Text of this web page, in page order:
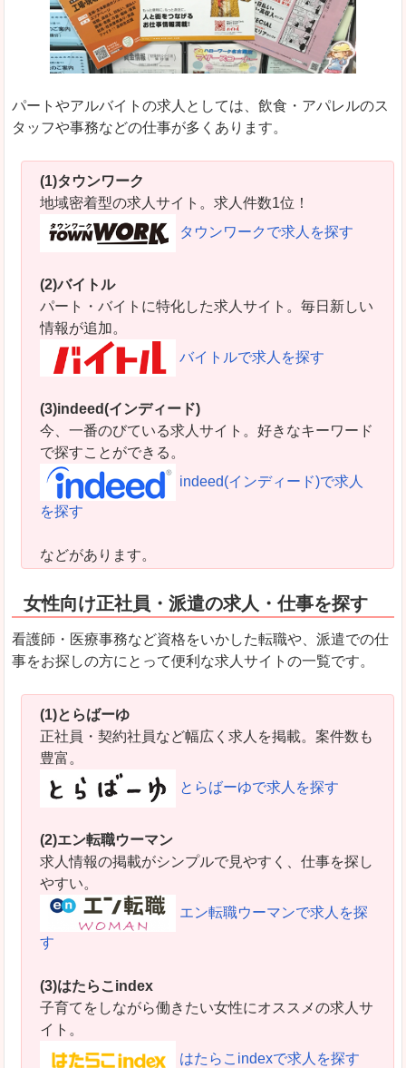
パートやアルバイトの求人としては、飲食・アパレルのス
タッフや事務などの仕事が多くあります。
(1)タウンワーク
地域密着型の求人サイト。求人件数1位！
タウンワークで求人を探す
(2)バイトル
パート・バイトに特化した求人サイト。毎日新しい
情報が追加。
バイトルで求人を探す
(3)indeed(インディード)
今、一番のびている求人サイト。好きなキーワード
で探すことができる。
indeed(インディード)で求人
を探す
などがあります。
女性向け正社員・派遣の求人・仕事を探す
看護師・医療事務など資格をいかした転職や、派遣での仕
事をお探しの方にとって便利な求人サイトの一覧です。
(1)とらばーゆ
正社員・契約社員など幅広く求人を掲載。案件数も
豊富。
とらばーゆで求人を探す
(2)エン転職ウーマン
求人情報の掲載がシンプルで見やすく、仕事を探し
やすい。
エン転職ウーマンで求人を探
す
(3)はたらこindex
子育てをしながら働きたい女性にオススメの求人サ
イト。
はたらこindexで求人を探す